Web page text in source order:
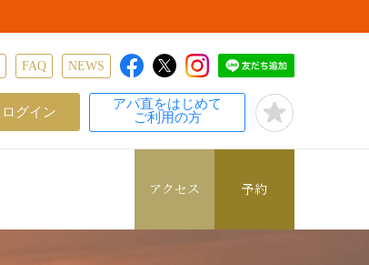
FAQ NEWS
ログイン
アパ直をはじめて
ご利用の方
アクセス 予約